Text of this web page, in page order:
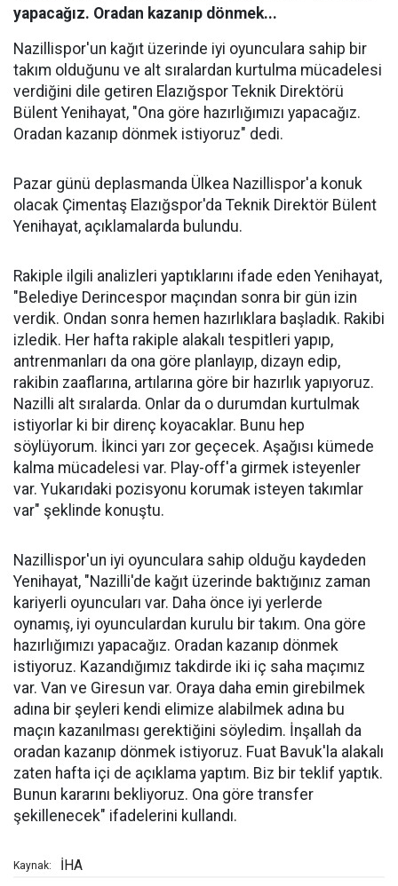
yapacağız. Oradan kazanıp dönmek...
Nazillispor'un kağıt üzerinde iyi oyunculara sahip bir
takım olduğunu ve alt sıralardan kurtulma mücadelesi
verdiğini dile getiren Elazığspor Teknik Direktörü
Bülent Yenihayat, "Ona göre hazırlığımızı yapacağız.
Oradan kazanıp dönmek istiyoruz" dedi.
Pazar günü deplasmanda Ülkea Nazillispor'a konuk
olacak Çimentaş Elazığspor'da Teknik Direktör Bülent
Yenihayat, açıklamalarda bulundu.
Rakiple ilgili analizleri yaptıklarını ifade eden Yenihayat,
"Belediye Derincespor maçından sonra bir gün izin
verdik. Ondan sonra hemen hazırlıklara başladık. Rakibi
izledik. Her hafta rakiple alakalı tespitleri yapıp,
antrenmanları da ona göre planlayıp, dizayn edip,
rakibin zaaflarına, artılarına göre bir hazırlık yapıyoruz.
Nazilli alt sıralarda. Onlar da o durumdan kurtulmak
istiyorlar ki bir direnç koyacaklar. Bunu hep
söylüyorum. İkinci yarı zor geçecek. Aşağısı kümede
kalma mücadelesi var. Play-off'a girmek isteyenler
var. Yukarıdaki pozisyonu korumak isteyen takımlar
var" şeklinde konuştu.
Nazillispor'un iyi oyunculara sahip olduğu kaydeden
Yenihayat, "Nazilli'de kağıt üzerinde baktığınız zaman
kariyerli oyuncuları var. Daha önce iyi yerlerde
oynamış, iyi oyunculardan kurulu bir takım. Ona göre
hazırlığımızı yapacağız. Oradan kazanıp dönmek
istiyoruz. Kazandığımız takdirde iki iç saha maçımız
var. Van ve Giresun var. Oraya daha emin girebilmek
adına bir şeyleri kendi elimize alabilmek adına bu
maçın kazanılması gerektiğini söyledim. İnşallah da
oradan kazanıp dönmek istiyoruz. Fuat Bavuk'la alakalı
zaten hafta içi de açıklama yaptım. Biz bir teklif yaptık.
Bunun kararını bekliyoruz. Ona göre transfer
şekillenecek" ifadelerini kullandı.
Kaynak: İHA